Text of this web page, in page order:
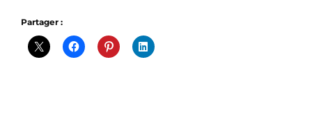
Partager :